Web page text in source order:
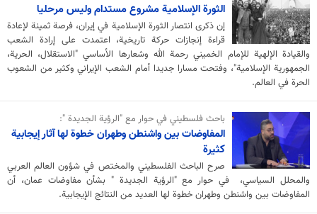
الثورة الإسلامية مشروع مستدام وليس مرحليا
إن ذكرى انتصار الثورة الإسلامية في إيران، فرصة ثمينة لإعادة
قراءة إنجازات حركة تاريخية، اعتمدت على إرادة الشعب
والقيادة الإلهية للإمام الخميني رحمة الله وشعارها الأساسي "الاستقلال، الحرية،
الجمهورية الإسلامية"، وفتحت مسارا جديدا أمام الشعب الإيراني وكثير من الشعوب
الحرة في العالم.
باحث فلسطيني في حوار مع "الرؤية الجديدة ":
المفاوضات بين واشنطن وطهران خطوة لها آثار إيجابية
كثيرة
صرح الباحث الفلسطيني والمختص في شؤون العالم العربي
والمحلل السياسي، في حوار مع "الرؤية الجديدة " بشأن مفاوضات عمان، أن
المفاوضات بين واشنطن وطهران خطوة لها العديد من النتائج الإيجابية.